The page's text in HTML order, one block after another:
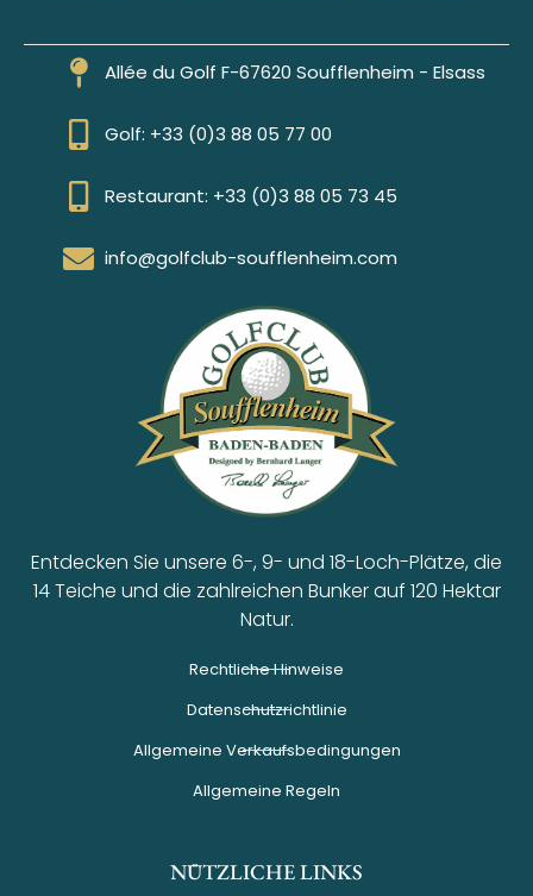
Allée du Golf F-67620 Soufflenheim - Elsass
Golf: +33 (0)3 88 05 77 00
Restaurant: +33 (0)3 88 05 73 45
info@golfclub-soufflenheim.com
Entdecken Sie unsere 6-, 9- und 18-Loch-Plätze, die
14 Teiche und die zahlreichen Bunker auf 120 Hektar
Natur.
Rechtliche Hinweise
Datenschutzrichtlinie
Allgemeine Verkaufsbedingungen
Allgemeine Regeln
NÜTZLICHE LINKS